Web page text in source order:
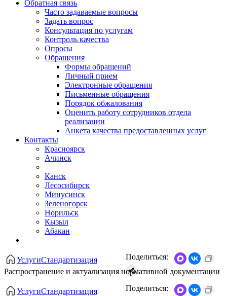
Обратная связь
Часто задаваемые вопросы
Задать вопрос
Консультация по услугам
Контроль качества
Опросы
Обращения
Формы обращений
Личный прием
Электронные обращения
Письменные обращения
Порядок обжалования
Оценить работу сотрудников отдела
реализации
Анкета качества предоставленных услуг
Контакты
Красноярск
Ачинск
Канск
Лесосибирск
Минусинск
Зеленогорск
Норильск
Кызыл
Абакан
УслугиСтандартизация
Распространение и актуализация нормативной документации
Поделиться:
УслугиСтандартизация
Поделиться: